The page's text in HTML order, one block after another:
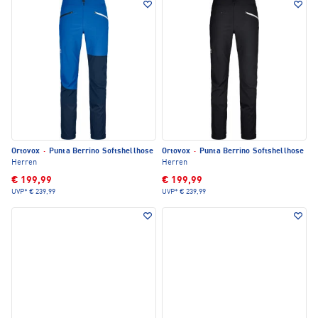
Ortovox · Punta Berrino Softshellhose
Herren
€ 199,99
UVP* € 239,99
Ortovox · Punta Berrino Softshellhose
Herren
€ 199,99
UVP* € 239,99